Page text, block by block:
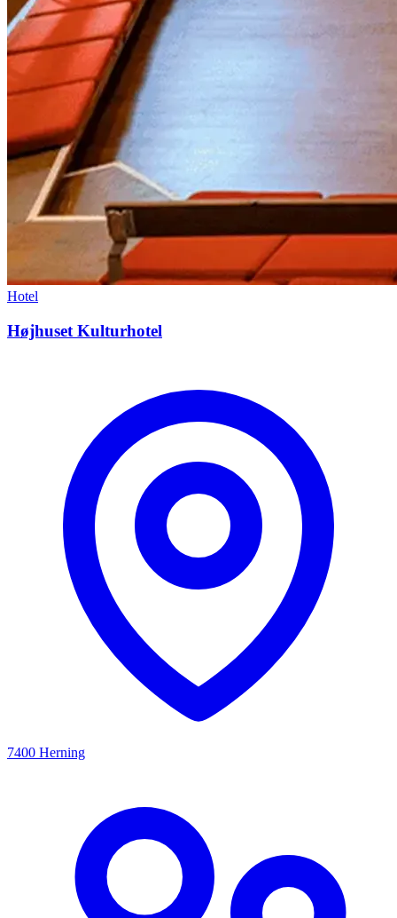
Hotel
Højhuset Kulturhotel
7400 Herning